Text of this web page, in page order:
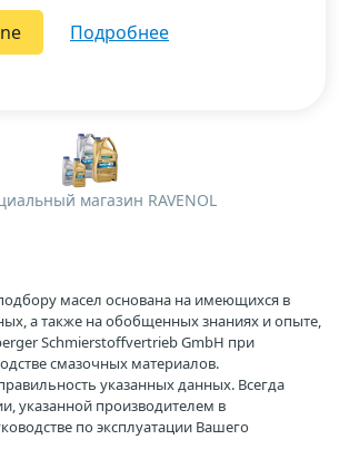
подробнее
магазин RAVENOL
масел основана на имеющихся в
а также на обобщенных знаниях и опыте,
Schmierstoffvertrieb GmbH при
смазочных материалов.
указанных данных. Всегда
указанной производителем в
по эксплуатации Вашего